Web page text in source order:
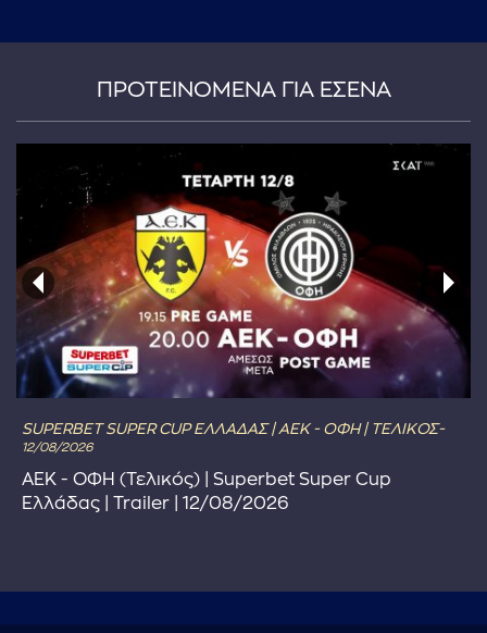
ΠΡΟΤΕΙΝΟΜΕΝΑ ΓΙΑ ΕΣΕΝΑ
SUPERBET SUPER CUP ΕΛΛΑΔΑΣ | ΑΕΚ - ΟΦΗ | ΤΕΛΙΚΟΣ-
12/08/2026
ΑΕΚ - ΟΦΗ (Τελικός) | Superbet Super Cup
Ελλάδας | Trailer | 12/08/2026